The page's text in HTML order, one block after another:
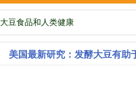
大豆食品和人类健康
美国最新研究：发酵大豆有助